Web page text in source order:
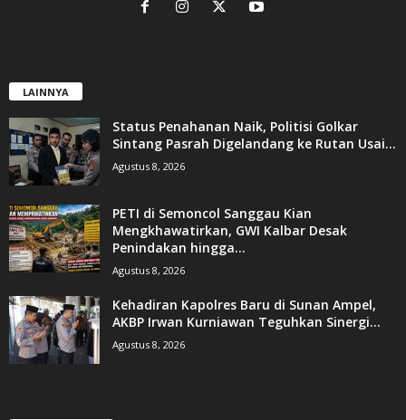
LAINNYA
Status Penahanan Naik, Politisi Golkar
Sintang Pasrah Digelandang ke Rutan Usai...
Agustus 8, 2026
PETI di Semoncol Sanggau Kian
Mengkhawatirkan, GWI Kalbar Desak
Penindakan hingga...
Agustus 8, 2026
Kehadiran Kapolres Baru di Sunan Ampel,
AKBP Irwan Kurniawan Teguhkan Sinergi...
Agustus 8, 2026